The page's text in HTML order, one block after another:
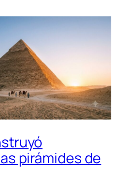
pirámides de